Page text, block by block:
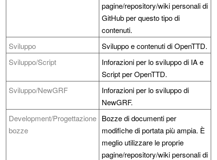
pagine/repository/wiki personali di
GitHub per questo tipo di
contenuti.
Sviluppo
Sviluppo e contenuti di OpenTTD.
Sviluppo/Script
Inforazioni per lo sviluppo di IA e
Script per OpenTTD.
Sviluppo/NewGRF
Inforazioni per lo sviluppo di
NewGRF.
Development/Progettazione
bozze
Bozze di documenti per
modifiche di portata più ampia. È
meglio utilizzare le proprie
pagine/repository/wiki personali di